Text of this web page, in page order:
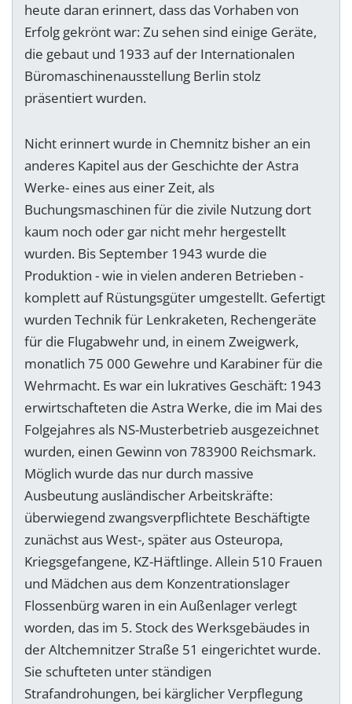
heute daran erinnert, dass das Vorhaben von
Erfolg gekrönt war: Zu sehen sind einige Geräte,
die gebaut und 1933 auf der Internationalen
Büromaschinenausstellung Berlin stolz
präsentiert wurden.
Nicht erinnert wurde in Chemnitz bisher an ein
anderes Kapitel aus der Geschichte der Astra
Werke- eines aus einer Zeit, als
Buchungsmaschinen für die zivile Nutzung dort
kaum noch oder gar nicht mehr hergestellt
wurden. Bis September 1943 wurde die
Produktion - wie in vielen anderen Betrieben -
komplett auf Rüstungsgüter umgestellt. Gefertigt
wurden Technik für Lenkraketen, Rechengeräte
für die Flugabwehr und, in einem Zweigwerk,
monatlich 75 000 Gewehre und Karabiner für die
Wehrmacht. Es war ein lukratives Geschäft: 1943
erwirtschafteten die Astra Werke, die im Mai des
Folgejahres als NS-Musterbetrieb ausgezeichnet
wurden, einen Gewinn von 783900 Reichsmark.
Möglich wurde das nur durch massive
Ausbeutung ausländischer Arbeitskräfte:
überwiegend zwangsverpflichtete Beschäftigte
zunächst aus West-, später aus Osteuropa,
Kriegsgefangene, KZ-Häftlinge. Allein 510 Frauen
und Mädchen aus dem Konzentrationslager
Flossenbürg waren in ein Außenlager verlegt
worden, das im 5. Stock des Werksgebäudes in
der Altchemnitzer Straße 51 eingerichtet wurde.
Sie schufteten unter ständigen
Strafandrohungen, bei kärglicher Verpflegung